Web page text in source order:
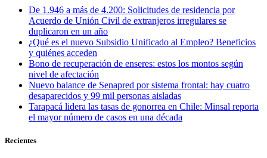
De 1.946 a más de 4.200: Solicitudes de residencia por
Acuerdo de Unión Civil de extranjeros irregulares se
duplicaron en un año
¿Qué es el nuevo Subsidio Unificado al Empleo? Beneficios
y quiénes acceden
Bono de recuperación de enseres: estos los montos según
nivel de afectación
Nuevo balance de Senapred por sistema frontal: hay cuatro
desaparecidos y 99 mil personas aisladas
Tarapacá lidera las tasas de gonorrea en Chile: Minsal reporta
el mayor número de casos en una década
Recientes